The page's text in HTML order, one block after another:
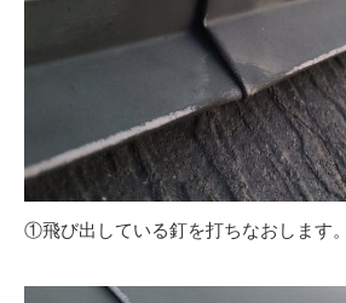
①飛び出している釘を打ちなおします。